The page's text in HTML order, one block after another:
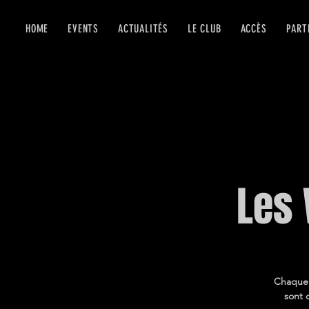
HOME EVENTS ACTUALITÉS LE CLUB ACCÈS
Les
sont